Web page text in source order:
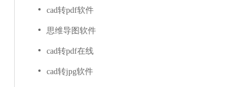
cad转pdf软件
思维导图软件
cad转pdf在线
cad转jpg软件